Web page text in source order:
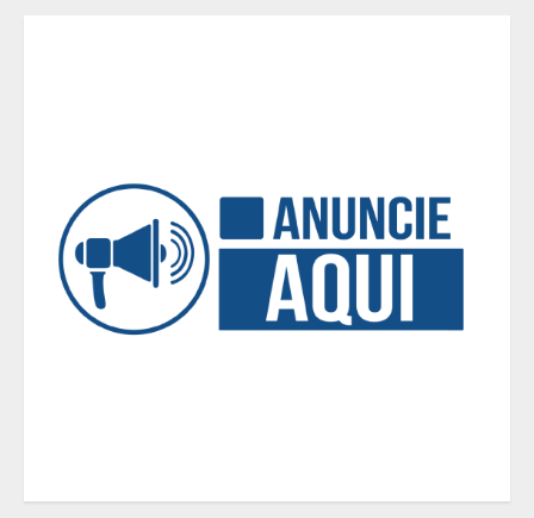
5
comanda o maior e o mais
importante Distrito Naval do Brasil
Mercure Belo Horizonte Savassi
Políticas que Nasceram no Amapá e